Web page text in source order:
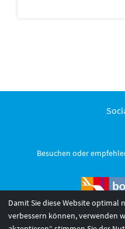
Besuchen oder
Damit Sie diese Website
verbessern können, verwenden